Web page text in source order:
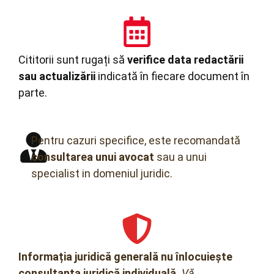
participare a 6 persoane – 12 persoane la un
Acord-executare-GRADO-model Download
Cititorii sunt rugați să verifice data redactării
sau actualizării indicată în fiecare document în
parte.
Pentru cazuri specifice, este recomandată
consultarea unui avocat sau a unui
specialist in domeniul juridic.
Informația juridică generală nu înlocuiește